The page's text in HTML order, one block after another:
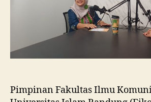
Pimpinan Fakultas Ilmu